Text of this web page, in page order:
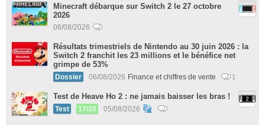
Minecraft débarque sur Switch 2 le 27 octobre
2026
06/08/2026
Résultats trimestriels de Nintendo au 30 juin 2026 : la
Switch 2 franchit les 23 millions et le bénéfice net
grimpe de 53%
Dossier 06/08/2026 Finance et chiffres de vente 1
Test de Heave Ho 2 : ne jamais baisser les bras !
Test 17/20 05/08/2026